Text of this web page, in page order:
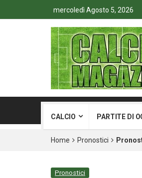
mercoledì Agosto 5, 2026
CALCIO PARTITE DI
Home Pronostici
Pronostici